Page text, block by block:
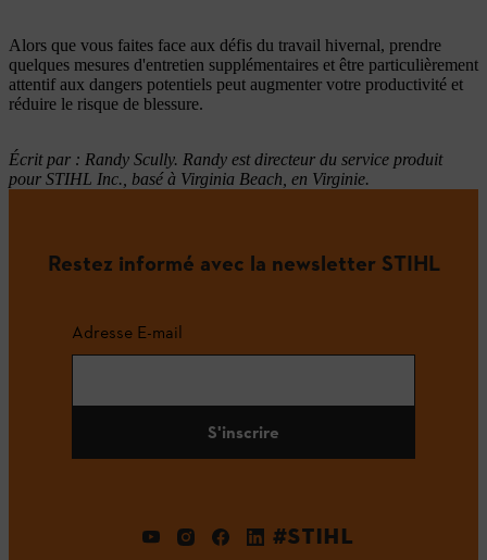
Alors que vous faites face aux défis du travail hivernal, prendre
quelques mesures d'entretien supplémentaires et être particulièrement
attentif aux dangers potentiels peut augmenter votre productivité et
réduire le risque de blessure.
Écrit par : Randy Scully. Randy est directeur du service produit
pour STIHL Inc., basé à Virginia Beach, en Virginie.
Restez informé avec la newsletter STIHL
Adresse E-mail
S'inscrire
#STIHL